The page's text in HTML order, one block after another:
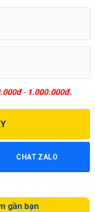
-1.000.000đ.
CHAT ZALO
gần bạn